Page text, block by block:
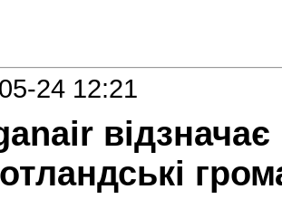
24 12:21
відзначає